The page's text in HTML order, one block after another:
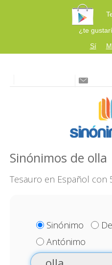
¿te
Sí
Sinónimos de olla
Tesauro en Español con
Sinónimo
Antónimo